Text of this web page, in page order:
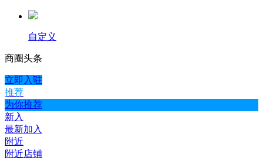
自定义
商圈头条
立即入驻
推荐
为你推荐
新入
最新加入
附近
附近店铺